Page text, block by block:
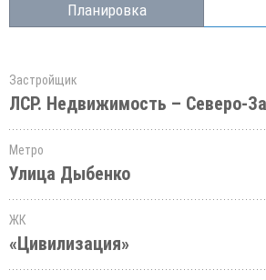
Планировка
Застройщик
ЛСР. Недвижимость – Северо-
Метро
Улица Дыбенко
ЖК
«Цивилизация»